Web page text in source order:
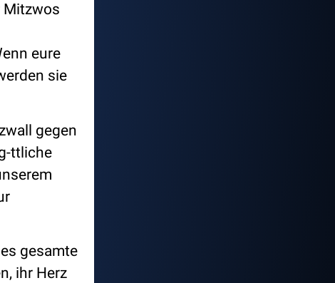
Mitzwos
eure
sie
gegen
ttliche
gesamte
ihr Herz